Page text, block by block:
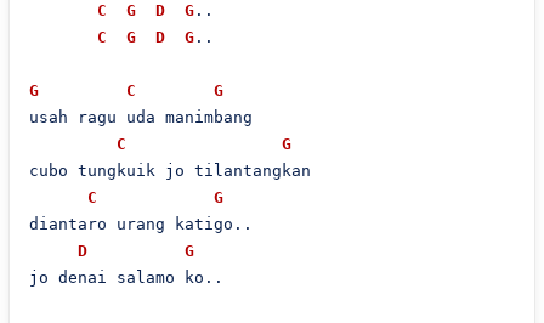
C
G D G..
C
G D G..
G C
G
usah ragu uda manimbang
C
G
cubo tungkuik jo tilantangkan
C
G
diantaro urang katigo..
D
G
jo denai salamo ko..